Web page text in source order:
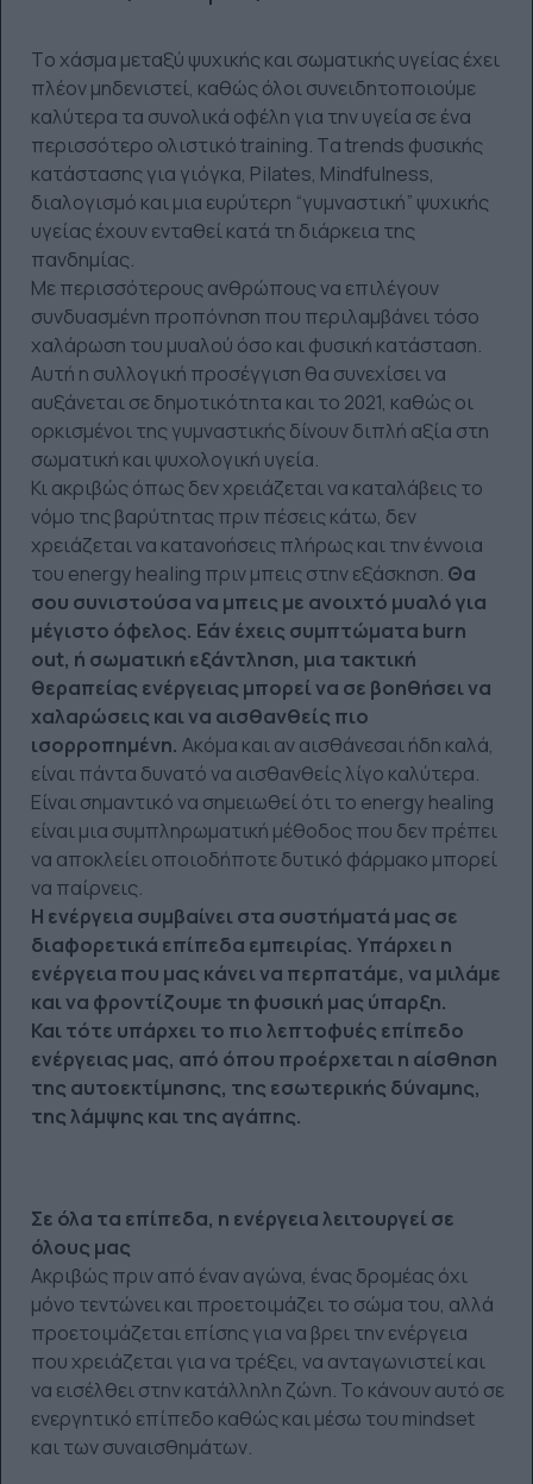
Tο χάσμα μεταξύ ψυχικής και σωματικής υγείας έχει
πλέον μηδενιστεί, καθώς όλοι συνειδητοποιούμε
καλύτερα τα συνολικά οφέλη για την υγεία σε ένα
περισσότερο ολιστικό training. Tα trends φυσικής
κατάστασης για γιόγκα, Pilates, Mindfulness,
διαλογισμό και μια ευρύτερη “γυμναστική” ψυχικής
υγείας έχουν ενταθεί κατά τη διάρκεια της
πανδημίας.
Με περισσότερους ανθρώπους να επιλέγουν
συνδυασμένη προπόνηση που περιλαμβάνει τόσο
χαλάρωση του μυαλού όσο και φυσική κατάσταση.
Αυτή η συλλογική προσέγγιση θα συνεχίσει να
αυξάνεται σε δημοτικότητα και το 2021, καθώς οι
ορκισμένοι της γυμναστικής δίνουν διπλή αξία στη
σωματική και ψυχολογική υγεία.
Κι ακριβώς όπως δεν χρειάζεται να καταλάβεις το
νόμο της βαρύτητας πριν πέσεις κάτω, δεν
χρειάζεται να κατανοήσεις πλήρως και την έννοια
του energy healing πριν μπεις στην εξάσκηση. Θα
σου συνιστούσα να μπεις με ανοιχτό μυαλό για
μέγιστο όφελος. Εάν έχεις συμπτώματα burn
out, ή σωματική εξάντληση, μια τακτική
θεραπείας ενέργειας μπορεί να σε βοηθήσει να
χαλαρώσεις και να αισθανθείς πιο
ισορροπημένη. Ακόμα και αν αισθάνεσαι ήδη καλά,
είναι πάντα δυνατό να αισθανθείς λίγο καλύτερα.
Είναι σημαντικό να σημειωθεί ότι το energy healing
είναι μια συμπληρωματική μέθοδος που δεν πρέπει
να αποκλείει οποιοδήποτε δυτικό φάρμακο μπορεί
να παίρνεις.
Η ενέργεια συμβαίνει στα συστήματά μας σε
διαφορετικά επίπεδα εμπειρίας. Υπάρχει η
ενέργεια που μας κάνει να περπατάμε, να μιλάμε
και να φροντίζουμε τη φυσική μας ύπαρξη.
Και τότε υπάρχει το πιο λεπτοφυές επίπεδο
ενέργειας μας, από όπου προέρχεται η αίσθηση
της αυτοεκτίμησης, της εσωτερικής δύναμης,
της λάμψης και της αγάπης.
Σε όλα τα επίπεδα, η ενέργεια λειτουργεί σε
όλους μας
Ακριβώς πριν από έναν αγώνα, ένας δρομέας όχι
μόνο τεντώνει και προετοιμάζει το σώμα του, αλλά
προετοιμάζεται επίσης για να βρει την ενέργεια
που χρειάζεται για να τρέξει, να ανταγωνιστεί και
να εισέλθει στην κατάλληλη ζώνη. Το κάνουν αυτό σε
ενεργητικό επίπεδο καθώς και μέσω του mindset
και των συναισθημάτων.